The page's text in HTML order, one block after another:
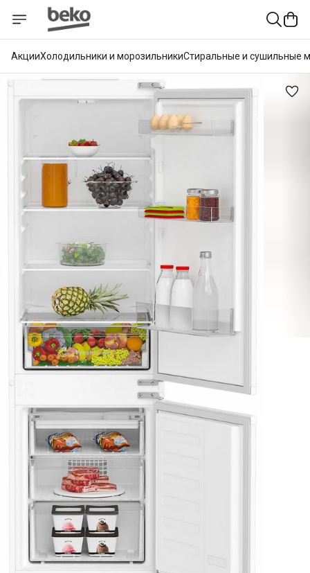
АкцииХолодильники и морозильникиСтиральные и сушильные